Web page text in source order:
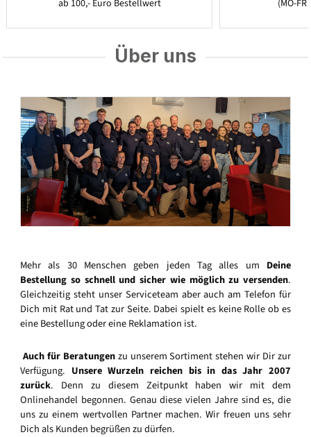
ab 100,- Euro Bestellwert
(MO-
Über uns
Mehr als 30 Menschen geben jeden Tag alles um Deine
Bestellung so schnell und sicher wie möglich zu versenden.
Gleichzeitig steht unser Serviceteam aber auch am Telefon für
Dich mit Rat und Tat zur Seite. Dabei spielt es keine Rolle ob es
eine Bestellung oder eine Reklamation ist.
Auch für Beratungenzu unserem Sortiment stehen wir Dir zur
Verfügung. Unsere Wurzeln reichen bis in das Jahr 2007
zurück. Denn zu diesem Zeitpunkt haben wir mit dem
Onlinehandel begonnen. Genau diese vielen Jahre sind es, die
uns zu einem wertvollen Partner machen. Wir freuen uns sehr
Dich als Kunden begrüßen zu dürfen.